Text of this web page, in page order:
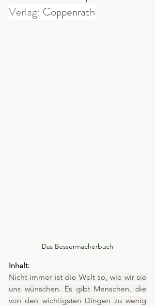
Verlag: Coppenrath
Das Bessermacherbuch
Inhalt:
Nicht immer ist die Welt so, wie wir sie
uns wünschen. Es gibt Menschen, die
von den wichtigsten Dingen zu wenig